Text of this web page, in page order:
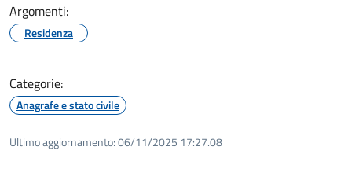
Argomenti:
Residenza
Categorie:
Anagrafe e stato civile
Ultimo aggiornamento:06/11/2025 17:27.08